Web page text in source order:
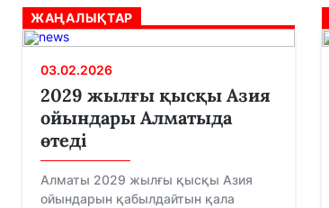
ЖАҢАЛЫҚТАР
03.02.2026
2029 жылғы қысқы Азия
ойындары Алматыда
өтеді
Алматы 2029 жылғы қысқы Азия
ойындарын қабылдайтын қала